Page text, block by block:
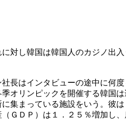
対し韓国は韓国人のカジノ出
長はインタビューの途中に何
オリンピックを開催する韓国
集まっている施設をいう。彼
ＧＤＰ）は１．２５％増加し